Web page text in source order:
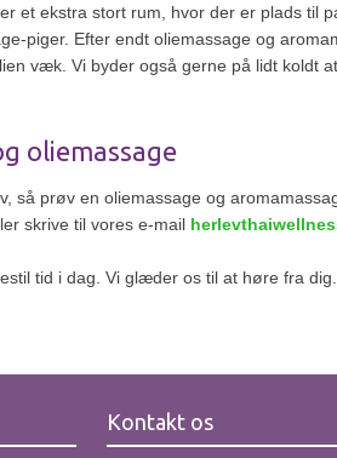
et ekstra stort rum, hvor der er plads til
piger. Efter endt oliemassage og
væk. Vi byder også gerne på lidt koldt
oliemassage
så prøv en oliemassage og
skrive til vores e-mail
tid i dag. Vi glæder os til at høre fra dig.
Kontakt os